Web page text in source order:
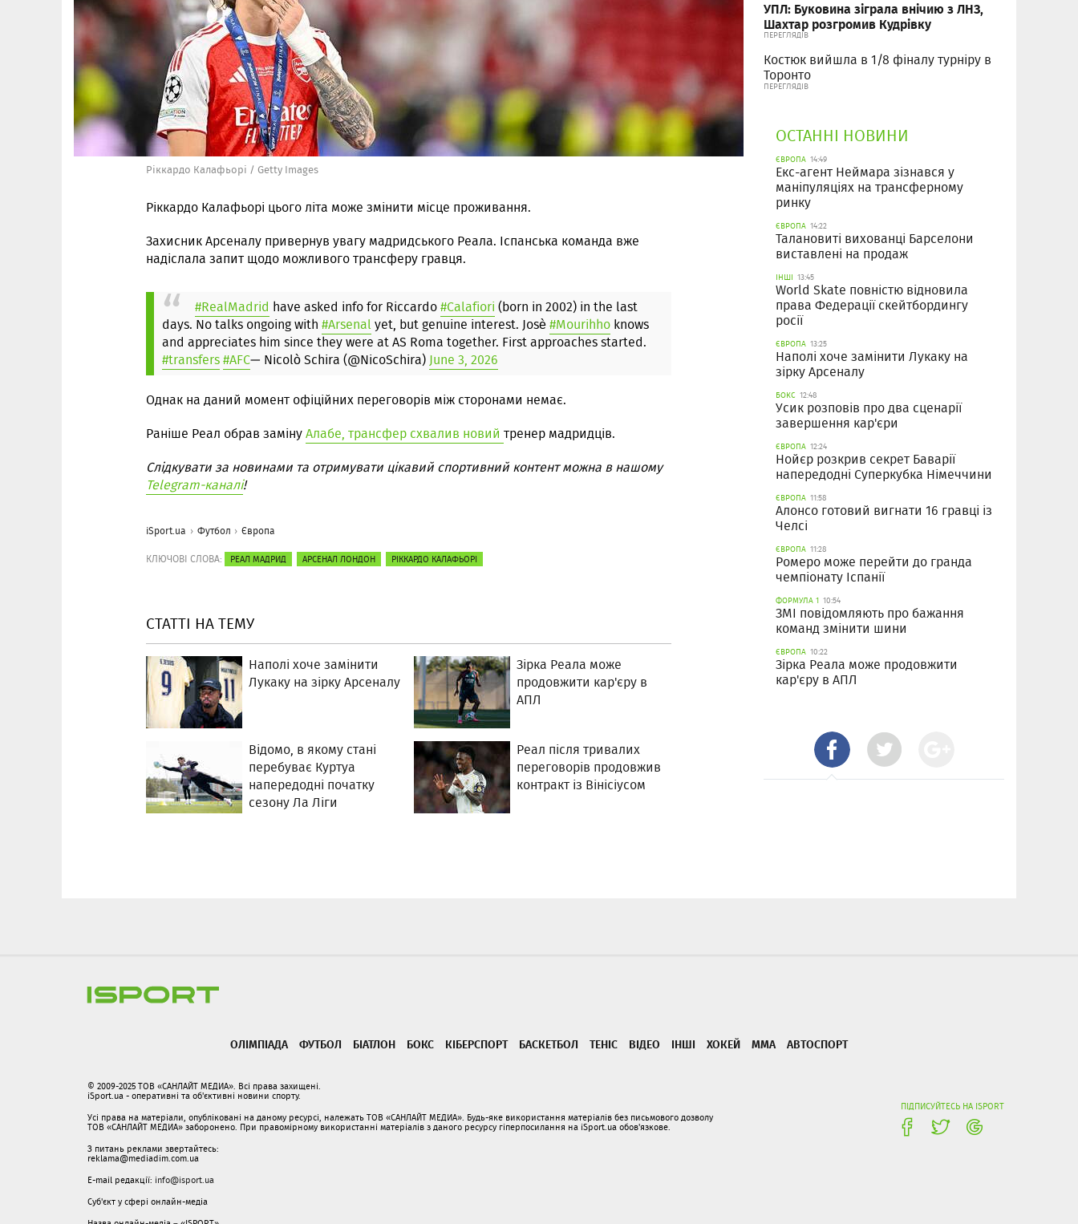
Ріккардо Калафьорі / Getty Images
Ріккардо Калафьорі цього літа може змінити місце проживання.
Захисник Арсеналу привернув увагу мадридського Реала. Іспанська команда вже
надіслала запит щодо можливого трансферу гравця.
#RealMadrid have asked info for Riccardo#Calafiori (born in 2002) in the last
days. No talks ongoing with #Arsenalyet, but genuine interest. Josè#Mourihho knows
and appreciates him since they were at AS Roma together. First approaches started.
#transfers#AFC— Nicolò Schira (@NicoSchira)June 3, 2026
Однак на даний момент офіційних переговорів між сторонами немає.
Раніше Реал обрав замінуАлабе, трансфер схвалив новий тренер мадридців.
Слідкувати за новинами та отримувати цікавий спортивний контент можна в нашому
Telegram-каналі!
iSport.ua Футбол Європа
КЛЮЧОВІ СЛОВА: РЕАЛ МАДРИД АРСЕНАЛ ЛОНДОН РІККАРДО КАЛАФЬОРІ
СТАТТІ НА ТЕМУ
Наполі хоче замінити
Лукаку на зірку Арсеналу
Зірка Реала може
продовжити кар'єру в
АПЛ
Відомо, в якому стані
перебуває Куртуа
напередодні початку
сезону Ла Ліги
Реал після тривалих
переговорів продовжив
контракт із Вінісіусом
УПЛ: Буковина зіграла внічию з ЛНЗ,
Шахтар розгромив Кудрівку
ПЕРЕГЛЯДІВ
Костюк вийшла в 1/8 фіналу турніру в
Торонто
ПЕРЕГЛЯДІВ
ОСТАННІ НОВИНИ
ЄВРОПА 14:49
Екс-агент Неймара зізнався у
маніпуляціях на трансферному
ринку
ЄВРОПА 14:22
Талановиті вихованці Барселони
виставлені на продаж
ІНШІ 13:45
World Skate повністю відновила
права Федерації скейтбордингу
росії
ЄВРОПА 13:25
Наполі хоче замінити Лукаку на
зірку Арсеналу
БОКС 12:48
Усик розповів про два сценарії
завершення кар'єри
ЄВРОПА 12:24
Нойєр розкрив секрет Баварії
напередодні Суперкубка Німеччини
ЄВРОПА 11:58
Алонсо готовий вигнати 16 гравці із
Челсі
ЄВРОПА 11:28
Ромеро може перейти до гранда
чемпіонату Іспанії
ФОРМУЛА 1 10:54
ЗМІ повідомляють про бажання
команд змінити шини
ЄВРОПА 10:22
Зірка Реала може продовжити
кар'єру в АПЛ
ОЛІМПІАДА ФУТБОЛ БІАТЛОН БОКС КІБЕРСПОРТ БАСКЕТБОЛ ТЕНІС ВІДЕО ІНШІ ХОКЕЙ ММА АВТОСПОРТ
ПІДПИСУЙТЕСЬ НА ISPORT
© 2009-2025 ТОВ «САНЛАЙТ МЕДИА». Всі права захищені.
iSport.ua - оперативні та об'єктивні новини спорту.
Усі права на матеріали, опубліковані на даному ресурсі, належать ТОВ «САНЛАЙТ МЕДИА». Будь-яке використання матеріалів без письмового дозволу
ТОВ «САНЛАЙТ МЕДИА» заборонено. При правомірному використанні матеріалів з даного ресурсу гіперпосилання на iSport.ua обов'язкове.
З питань реклами звертайтесь:
reklama@mediadim.com.ua
E-mail редакції: info@isport.ua
Суб'єкт у сфері онлайн-медіа